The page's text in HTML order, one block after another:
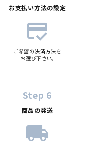
お支払い方法の設定
credit_score
ご希望の決済方法を
お選び下さい。
Step 6
商品の発送
local_shipping